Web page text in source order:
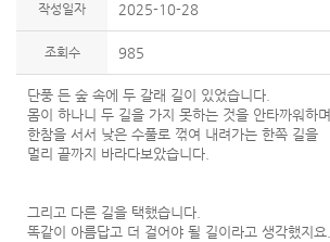
작성일자 2025-10-28
조회수 985
단풍 든 숲 속에 두 갈래 길이 있었습니다.
몸이 하나니 두 길을 가지 못하는 것을 안타까워하며,
한참을 서서 낮은 수풀로 꺾여 내려가는 한쪽 길을
멀리 끝까지 바라다보았습니다.
그리고 다른 길을 택했습니다.
똑같이 아름답고 더 걸어야 될 길이라고 생각했지요.